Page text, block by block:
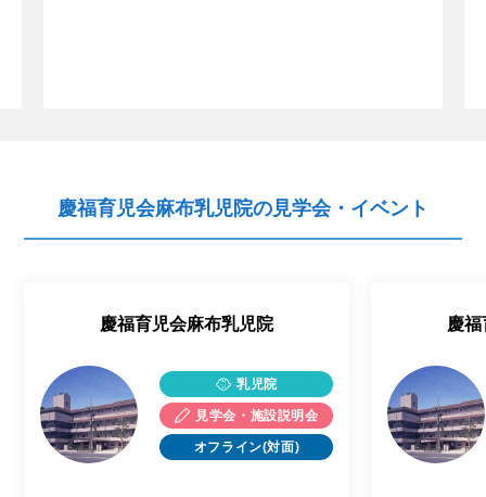
慶福育児会麻布乳児院の見学会・イベント
慶福育児会麻布乳児院
乳児院
見学会・施設説明会
オフライン(対面)
慶